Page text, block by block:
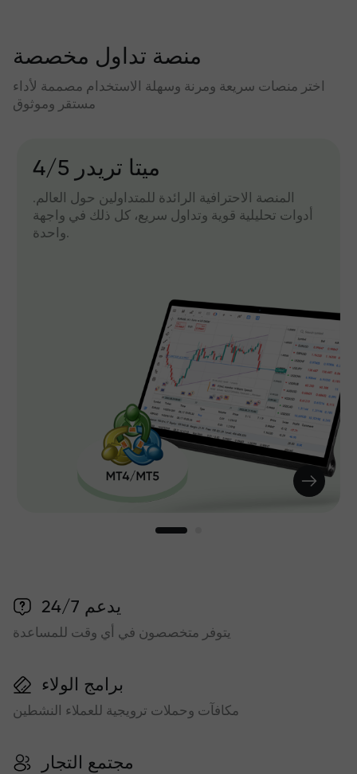
منصة تداول مخصصة
اختر منصات سريعة ومرنة وسهلة الاستخدام مصممة لأداء
مستقر وموثوق
میتا تریدر 4/5
المنصة الاحترافية الرائدة للمتداولين حول العالم.
أدوات تحليلية قوية وتداول سريع، كل ذلك في واجهة
واحدة.
يدعم 24/7
يتوفر متخصصون في أي وقت للمساعدة
برامج الولاء
مكافآت وحملات ترويجية للعملاء النشطين
مجتمع التجار